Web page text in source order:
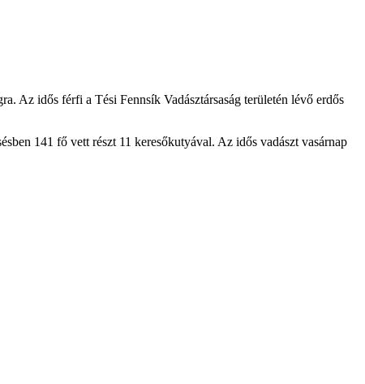
Az idős férfi a Tési Fennsík Vadásztársaság területén lévő erdős
141 fő vett részt 11 keresőkutyával. Az idős vadászt vasárnap